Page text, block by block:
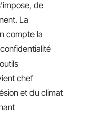
de
La
compte la
chef
et du climat